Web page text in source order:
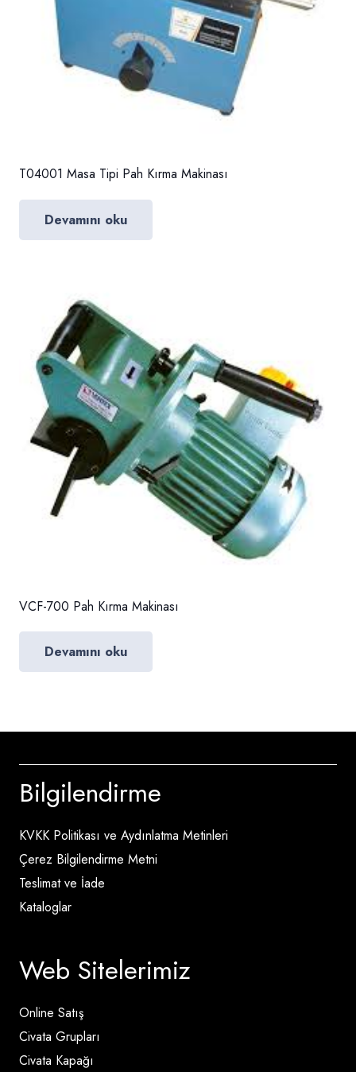
T04001 Masa Tipi Pah Kırma Makinası
Devamını oku
VCF-700 Pah Kırma Makinası
Devamını oku
Bilgilendirme
KVKK Politikası ve Aydınlatma Metinleri
Çerez Bilgilendirme Metni
Teslimat ve İade
Kataloglar
Web Sitelerimiz
Online Satış
Civata Grupları
Civata Kapağı